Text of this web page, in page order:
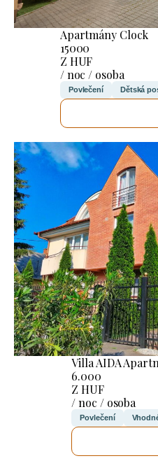
Apartmány Clock
15000
Z HUF
/ noc / osoba
Povlečení Dětská
Villa AIDA
6.000
Z HUF
/ noc / osoba
Povlečení